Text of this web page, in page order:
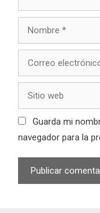
electrónico
web
Guarda mi
navegador para la